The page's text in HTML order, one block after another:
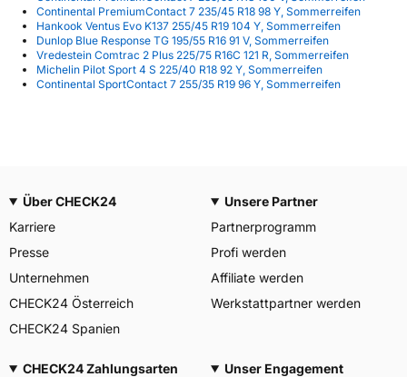
Continental PremiumContact 7 235/45 R18 98 Y, Sommerreifen
Hankook Ventus Evo K137 255/45 R19 104 Y, Sommerreifen
Dunlop Blue Response TG 195/55 R16 91 V, Sommerreifen
Vredestein Comtrac 2 Plus 225/75 R16C 121 R, Sommerreifen
Michelin Pilot Sport 4 S 225/40 R18 92 Y, Sommerreifen
Continental SportContact 7 255/35 R19 96 Y, Sommerreifen
Über CHECK24
Karriere
Presse
Unternehmen
CHECK24 Österreich
CHECK24 Spanien
Unsere Partner
Partnerprogramm
Profi werden
Affiliate werden
Werkstattpartner werden
CHECK24 Zahlungsarten
Unser Engagement